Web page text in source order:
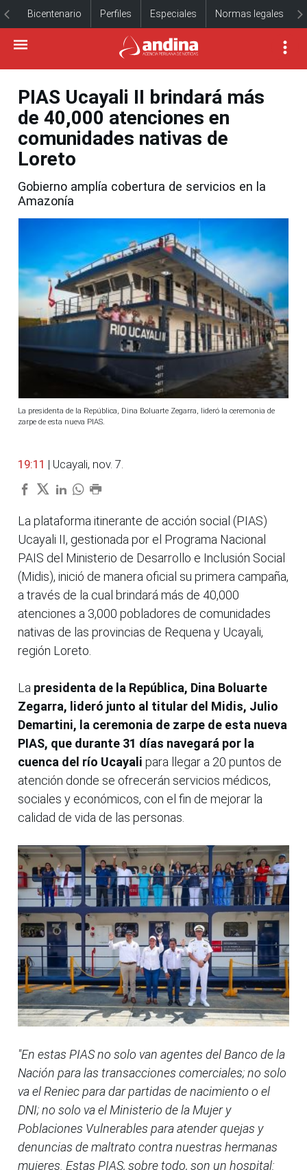
Bicentenario Perfiles Especiales Normas legales
PIAS Ucayali II brindará más
de 40,000 atenciones en
comunidades nativas de
Loreto
Gobierno amplía cobertura de servicios en la
Amazonía
La presidenta de la República, Dina Boluarte Zegarra, lideró la ceremonia de
zarpe de esta nueva PIAS.
19:11 | Ucayali, nov. 7.
La plataforma itinerante de acción social (PIAS)
Ucayali II, gestionada por el Programa Nacional
PAIS del Ministerio de Desarrollo e Inclusión Social
(Midis), inició de manera oficial su primera campaña,
a través de la cual brindará más de 40,000
atenciones a 3,000 pobladores de comunidades
nativas de las provincias de Requena y Ucayali,
región Loreto.
La presidenta de la República, Dina Boluarte
Zegarra, lideró junto al titular del Midis, Julio
Demartini, la ceremonia de zarpe de esta nueva
PIAS, que durante 31 días navegará por la
cuenca del río Ucayali para llegar a 20 puntos de
atención donde se ofrecerán servicios médicos,
sociales y económicos, con el fin de mejorar la
calidad de vida de las personas.
"En estas PIAS no solo van agentes del Banco de la
Nación para las transacciones comerciales; no solo
va el Reniec para dar partidas de nacimiento o el
DNI; no solo va el Ministerio de la Mujer y
Poblaciones Vulnerables para atender quejas y
denuncias de maltrato contra nuestras hermanas
mujeres. Estas PIAS, sobre todo, son un hospital: